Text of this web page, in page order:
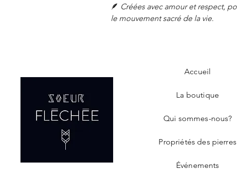
🪶 Créées avec amour et respect,
le mouvement sacré de la vie.
Accueil
La boutique
Qui sommes-nous?
Propriétés des pierres
Événements